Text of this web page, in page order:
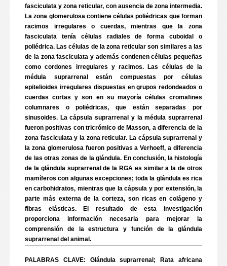
fasciculata y zona reticular, con ausencia de zona intermedia.
La zona glomerulosa contiene células poliédricas que forman
racimos irregulares o cuerdas, mientras que la zona
fasciculata tenía células radiales de forma cuboidal o
poliédrica. Las células de la zona reticular son similares a las
de la zona fasciculata y además contienen células pequeñas
como cordones irregulares y racimos. Las células de la
médula suprarrenal están compuestas por células
epitelioides irregulares dispuestas en grupos redondeados o
cuerdas cortas y son en su mayoría células cromafines
columnares o poliédricas, que están separadas por
sinusoides. La cápsula suprarrenal y la médula suprarrenal
fueron positivas con tricrómico de Masson, a diferencia de la
zona fasciculata y la zona reticular. La cápsula suprarrenal y
la zona glomerulosa fueron positivas a Verhoeff, a diferencia
de las otras zonas de la glándula. En conclusión, la histología
de la glándula suprarrenal de la RGA es similar a la de otros
mamíferos con algunas excepciones; toda la glándula es rica
en carbohidratos, mientras que la cápsula y por extensión, la
parte más externa de la corteza, son ricas en colágeno y
fibras elásticas. El resultado de esta investigación
proporciona información necesaria para mejorar la
comprensión de la estructura y función de la glándula
suprarrenal del animal.
PALABRAS CLAVE: Glándula suprarrenal; Rata africana